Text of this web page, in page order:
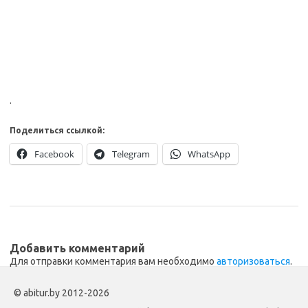
.
Поделиться ссылкой:
Facebook Telegram WhatsApp
Добавить комментарий
Для отправки комментария вам необходимо авторизоваться.
© abitur.by 2012-2026